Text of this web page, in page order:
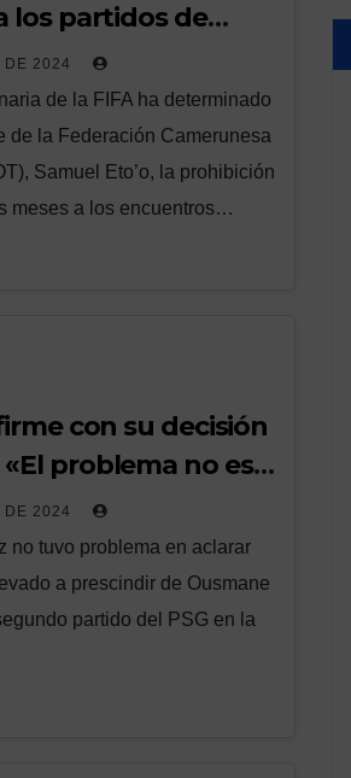
los partidos de
medio año
DE 2024
de la FIFA ha determinado
de la Federación Camerunesa
Samuel Eto’o, la prohibición
meses a los encuentros…
con su decisión
problema no es
entre él y sus
DE 2024
no tuvo problema en aclarar
a prescindir de Ousmane
partido del PSG en la